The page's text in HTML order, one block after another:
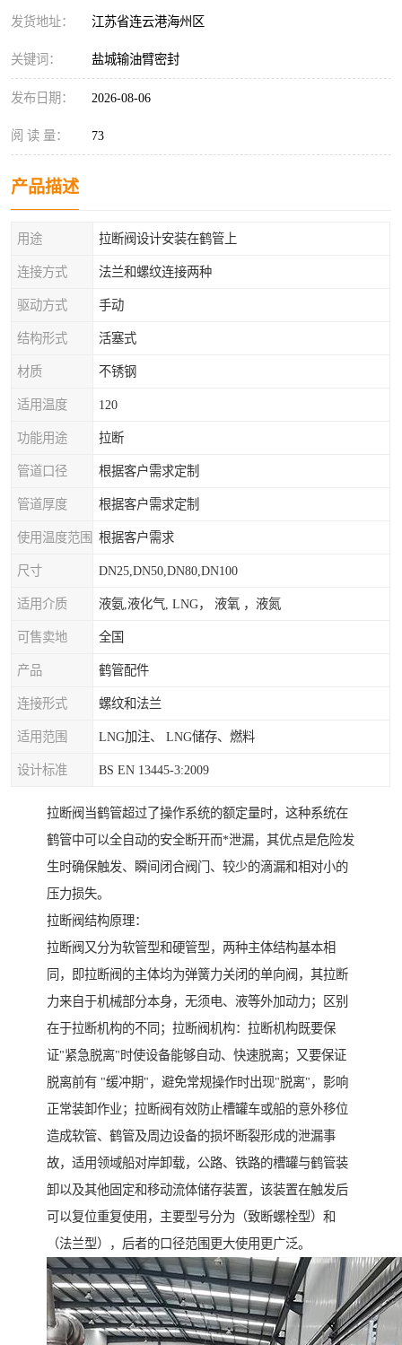
发货地址： 江苏省连云港海州区
关键词： 盐城输油臂密封
发布日期： 2026-08-06
阅 读 量： 73
产品描述
用途 拉断阀设计安装在鹤管上
连接方式 法兰和螺纹连接两种
驱动方式 手动
结构形式 活塞式
材质 不锈钢
适用温度 120
功能用途 拉断
管道口径 根据客户需求定制
管道厚度 根据客户需求定制
使用温度范围 根据客户需求
尺寸 DN25,DN50,DN80,DN100
适用介质 液氨,液化气, LNG， 液氧 ，液氮
可售卖地 全国
产品 鹤管配件
连接形式 螺纹和法兰
适用范围 LNG加注、 LNG储存、燃料
设计标准 BS EN 13445-3:2009
拉断阀当鹤管超过了操作系统的额定量时，这种系统在
鹤管中可以全自动的安全断开而*泄漏，其优点是危险发
生时确保触发、瞬间闭合阀门、较少的滴漏和相对小的
压力损失。
拉断阀结构原理：
拉断阀又分为软管型和硬管型，两种主体结构基本相
同，即拉断阀的主体均为弹簧力关闭的单向阀，其拉断
力来自于机械部分本身，无须电、液等外加动力；区别
在于拉断机构的不同；拉断阀机构：拉断机构既要保
证"紧急脱离"时使设备能够自动、快速脱离；又要保证
脱离前有 "缓冲期"，避免常规操作时出现"脱离"，影响
正常装卸作业；拉断阀有效防止槽罐车或船的意外移位
造成软管、鹤管及周边设备的损坏断裂形成的泄漏事
故，适用领域船对岸卸载，公路、铁路的槽罐与鹤管装
卸以及其他固定和移动流体储存装置，该装置在触发后
可以复位重复使用，主要型号分为（致断螺栓型）和
（法兰型），后者的口径范围更大使用更广泛。